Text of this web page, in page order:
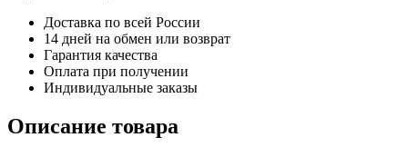
Доставка по всей России
14 дней на обмен или возврат
Гарантия качества
Оплата при получении
Индивидуальные заказы
Описание товара